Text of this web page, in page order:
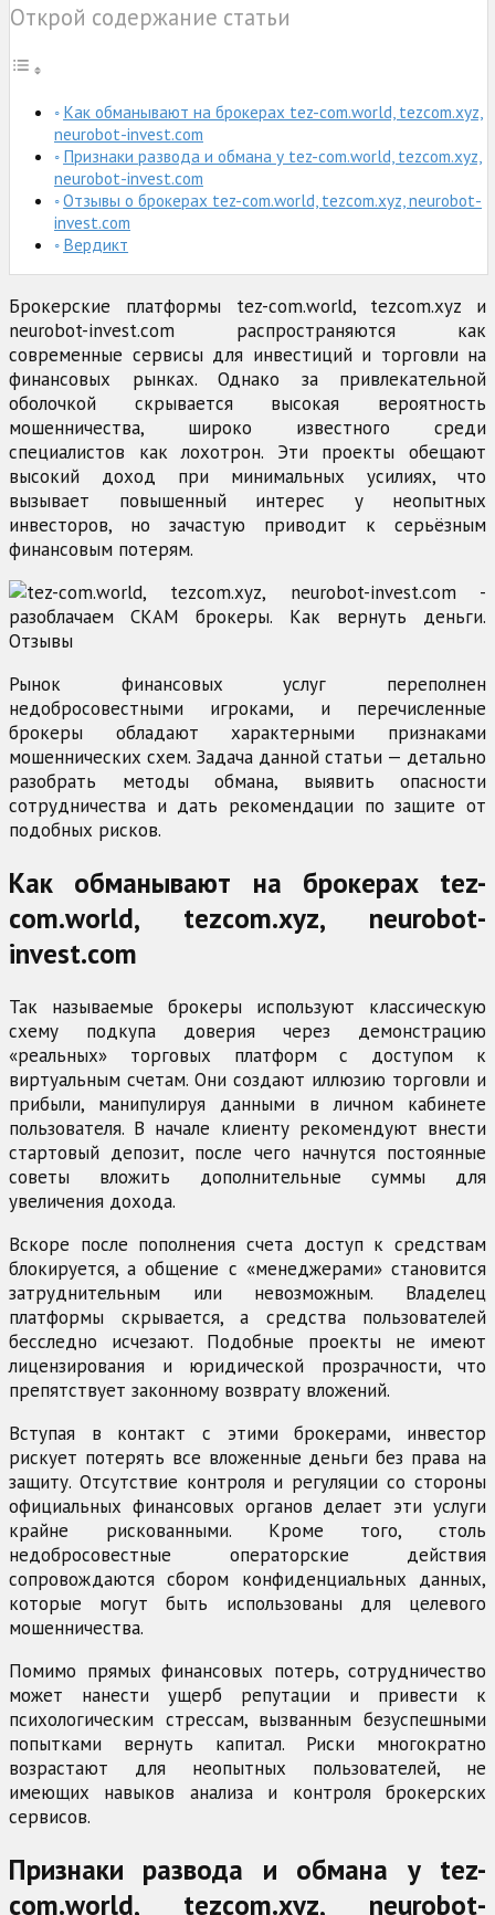
Открой содержание статьи
Как обманывают на брокерах tez-com.world, tezcom.xyz,
neurobot-invest.com
Признаки развода и обмана у tez-com.world, tezcom.xyz,
neurobot-invest.com
Отзывы о брокерах tez-com.world, tezcom.xyz, neurobot-
invest.com
Вердикт
Брокерские платформы tez-com.world, tezcom.xyz и
neurobot-invest.com распространяются как
современные сервисы для инвестиций и торговли на
финансовых рынках. Однако за привлекательной
оболочкой скрывается высокая вероятность
мошенничества, широко известного среди
специалистов как лохотрон. Эти проекты обещают
высокий доход при минимальных усилиях, что
вызывает повышенный интерес у неопытных
инвесторов, но зачастую приводит к серьёзным
финансовым потерям.
Рынок финансовых услуг переполнен
недобросовестными игроками, и перечисленные
брокеры обладают характерными признаками
мошеннических схем. Задача данной статьи — детально
разобрать методы обмана, выявить опасности
сотрудничества и дать рекомендации по защите от
подобных рисков.
Как обманывают на брокерах tez-
com.world, tezcom.xyz, neurobot-
invest.com
Так называемые брокеры используют классическую
схему подкупа доверия через демонстрацию
«реальных» торговых платформ с доступом к
виртуальным счетам. Они создают иллюзию торговли и
прибыли, манипулируя данными в личном кабинете
пользователя. В начале клиенту рекомендуют внести
стартовый депозит, после чего начнутся постоянные
советы вложить дополнительные суммы для
увеличения дохода.
Вскоре после пополнения счета доступ к средствам
блокируется, а общение с «менеджерами» становится
затруднительным или невозможным. Владелец
платформы скрывается, а средства пользователей
бесследно исчезают. Подобные проекты не имеют
лицензирования и юридической прозрачности, что
препятствует законному возврату вложений.
Вступая в контакт с этими брокерами, инвестор
рискует потерять все вложенные деньги без права на
защиту. Отсутствие контроля и регуляции со стороны
официальных финансовых органов делает эти услуги
крайне рискованными. Кроме того, столь
недобросовестные операторские действия
сопровождаются сбором конфиденциальных данных,
которые могут быть использованы для целевого
мошенничества.
Помимо прямых финансовых потерь, сотрудничество
может нанести ущерб репутации и привести к
психологическим стрессам, вызванным безуспешными
попытками вернуть капитал. Риски многократно
возрастают для неопытных пользователей, не
имеющих навыков анализа и контроля брокерских
сервисов.
Признаки развода и обмана у tez-
com.world, tezcom.xyz, neurobot-